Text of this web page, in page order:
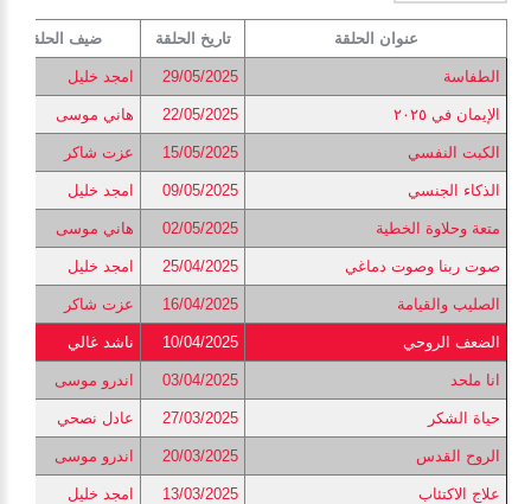
عنوان الحلقة تاريخ الحلقة ضيف الحلقة
الطفاسة 29/05/2025 امجد خليل
الإيمان في ٢٠٢٥ 22/05/2025 هاني موسى
الكبت النفسي 15/05/2025 عزت شاكر
الذكاء الجنسي 09/05/2025 امجد خليل
متعة وحلاوة الخطية 02/05/2025 هاني موسى
صوت ربنا وصوت دماغي 25/04/2025 امجد خليل
الصليب والقيامة 16/04/2025 عزت شاكر
الضعف الروحي 10/04/2025 ناشد غالي
انا ملحد 03/04/2025 اندرو موسى
حياة الشكر 27/03/2025 عادل نصحي
الروح القدس 20/03/2025 اندرو موسى
علاج الاكتئاب 13/03/2025 امجد خليل